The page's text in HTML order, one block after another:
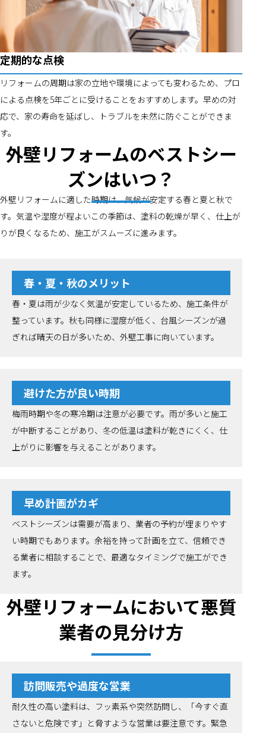
定期的な点検
リフォームの周期は家の立地や環境によっても変わるため、プロ
による点検を5年ごとに受けることをおすすめします。早めの対
応で、家の寿命を延ばし、トラブルを未然に防ぐことができま
す。
外壁リフォームのベストシー
ズンはいつ？
外壁リフォームに適した時期は、気候が安定する春と夏と秋で
す。気温や湿度が程よいこの季節は、塗料の乾燥が早く、仕上が
りが良くなるため、施工がスムーズに進みます。
春・夏・秋のメリット
春・夏は雨が少なく気温が安定しているため、施工条件が
整っています。秋も同様に湿度が低く、台風シーズンが過
ぎれば晴天の日が多いため、外壁工事に向いています。
避けた方が良い時期
梅雨時期や冬の寒冷期は注意が必要です。雨が多いと施工
が中断することがあり、冬の低温は塗料が乾きにくく、仕
上がりに影響を与えることがあります。
早め計画がカギ
ベストシーズンは需要が高まり、業者の予約が埋まりやす
い時期でもあります。余裕を持って計画を立て、信頼でき
る業者に相談することで、最適なタイミングで施工ができ
ます。
外壁リフォームにおいて悪質
業者の見分け方
訪問販売や過度な営業
耐久性の高い塗料は、フッ素系や突然訪問し、「今すぐ直
さないと危険です」と脅すような営業は要注意です。緊急